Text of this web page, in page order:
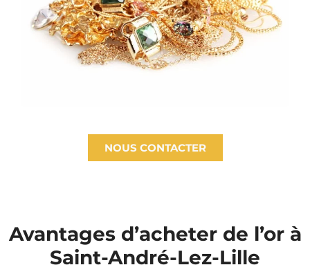
NOUS CONTACTER
Avantages d’acheter de l’or à
Saint-André-Lez-Lille